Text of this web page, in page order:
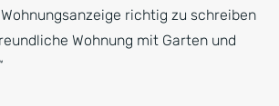
richtig zu schreiben
Wohnung mit Garten und